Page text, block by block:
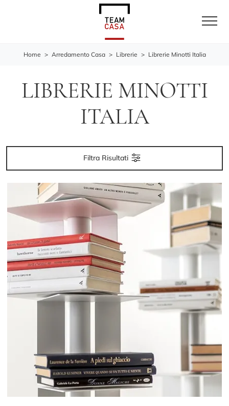
Home > Arredamento Casa > Librerie > Librerie Minotti Italia
LIBRERIE MINOTTI
ITALIA
Filtra Risultati